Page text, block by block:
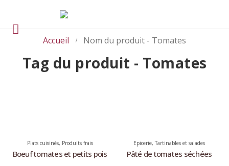
Accueil Nom du produit - Tomates
Tag du produit - Tomates
Plats cuisinés, Produits frais
Boeuf tomates et petits pois
Epicerie, Tartinables et salades
Pâté de tomates séchées